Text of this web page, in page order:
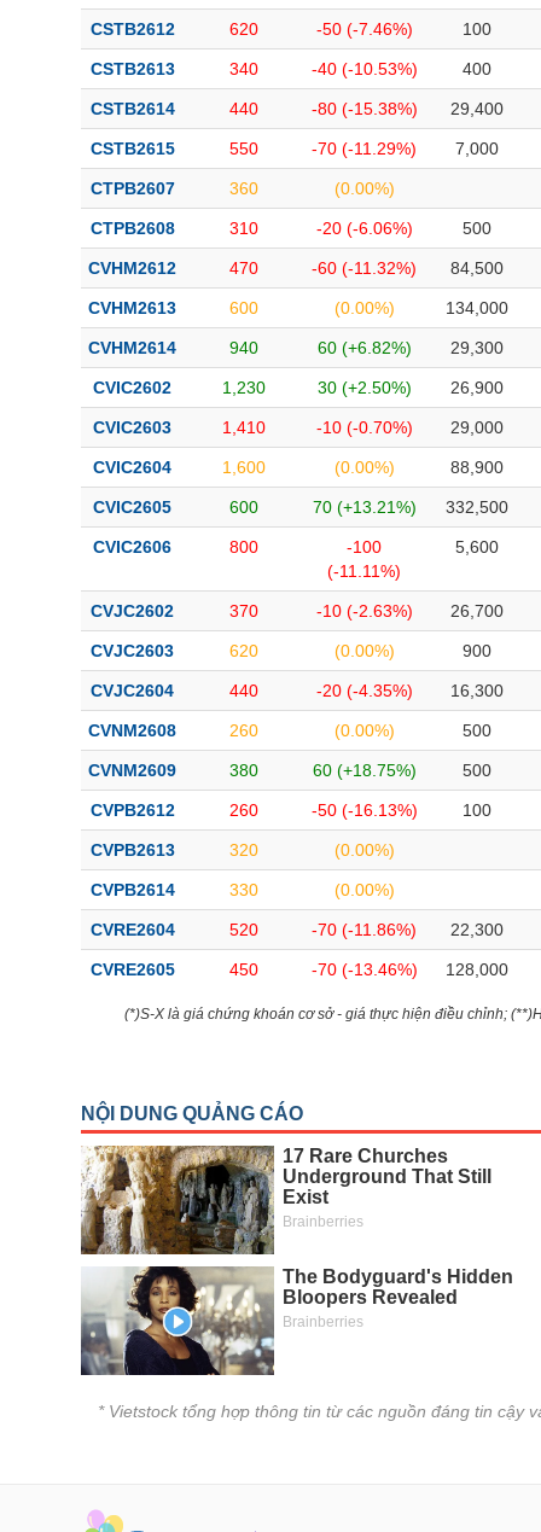
CSTB2612 620 -50 (-7.46%) 100
CSTB2613 340 -40 (-10.53%) 400
CSTB2614 440 -80 (-15.38%) 29,400
CSTB2615 550 -70 (-11.29%) 7,000
CTPB2607 360 (0.00%)
CTPB2608 310 -20 (-6.06%) 500
CVHM2612 470 -60 (-11.32%) 84,500
CVHM2613 600 (0.00%) 134,000
CVHM2614 940 60 (+6.82%) 29,300
CVIC2602 1,230 30 (+2.50%) 26,900
CVIC2603 1,410 -10 (-0.70%) 29,000
CVIC2604 1,600 (0.00%) 88,900
CVIC2605 600 70 (+13.21%) 332,500
CVIC2606 800
-100
(-11.11%)
5,600
CVJC2602 370 -10 (-2.63%) 26,700
CVJC2603 620 (0.00%) 900
CVJC2604 440 -20 (-4.35%) 16,300
CVNM2608 260 (0.00%) 500
CVNM2609 380 60 (+18.75%) 500
CVPB2612 260 -50 (-16.13%) 100
CVPB2613 320 (0.00%)
CVPB2614 330 (0.00%)
CVRE2604 520 -70 (-11.86%) 22,300
CVRE2605 450 -70 (-13.46%) 128,000
(*)S-X là giá chứng khoán cơ sở - giá thực hiện điều chỉnh;
* Vietstock tổng hợp thông tin từ các nguồn đáng tin cậy